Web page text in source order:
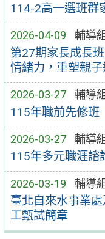
114-2高一選班群
2026-04-09 輔導組
第27期家長成長
情緒力，重塑親子
2026-03-27 輔導組
115年職前先修班
2026-03-27 輔導組
115年多元職涯諮
2026-03-19 輔導組
臺北自來水事業
工甄試簡章